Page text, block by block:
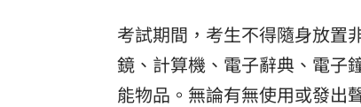
考試期間，考生不得隨身放置
鏡、計算機、電子辭典、電子
能物品。無論有無使用或發出